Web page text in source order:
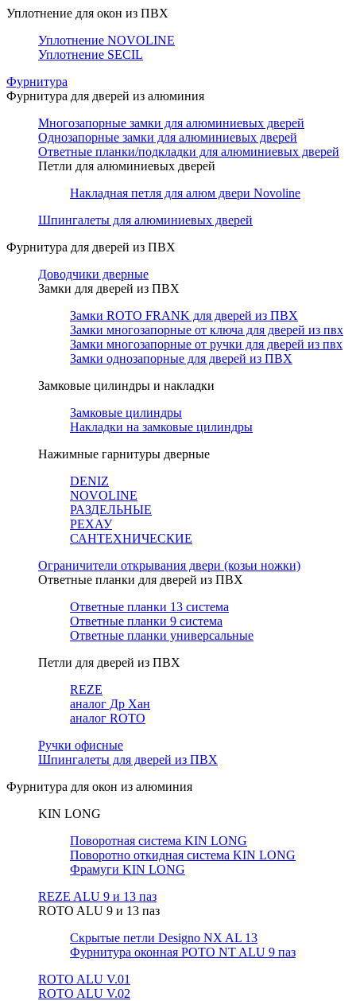
Уплотнение для окон из ПВХ
Уплотнение NOVOLINE
Уплотнение SECIL
Фурнитура
Фурнитура для дверей из алюминия
Многозапорные замки для алюминиевых дверей
Однозапорные замки для алюминиевых дверей
Ответные планки/подкладки для алюминиевых дверей
Петли для алюминиевых дверей
Накладная петля для алюм двери Novoline
Шпингалеты для алюминиевых дверей
Фурнитура для дверей из ПВХ
Доводчики дверные
Замки для дверей из ПВХ
Замки ROTO FRANK для дверей из ПВХ
Замки многозапорные от ключа для дверей из пвх
Замки многозапорные от ручки для дверей из пвх
Замки однозапорные для дверей из ПВХ
Замковые цилиндры и накладки
Замковые цилиндры
Накладки на замковые цилиндры
Нажимные гарнитуры дверные
DENIZ
NOVOLINE
РАЗДЕЛЬНЫЕ
РЕХАУ
САНТЕХНИЧЕСКИЕ
Ограничители открывания двери (козьи ножки)
Ответные планки для дверей из ПВХ
Ответные планки 13 система
Ответные планки 9 система
Ответные планки универсальные
Петли для дверей из ПВХ
REZE
аналог Др Хан
аналог ROTO
Ручки офисные
Шпингалеты для дверей из ПВХ
Фурнитура для окон из алюминия
KIN LONG
Поворотная система KIN LONG
Поворотно откидная система KIN LONG
Фрамуги KIN LONG
REZE ALU 9 и 13 паз
ROTO ALU 9 и 13 паз
Скрытые петли Designo NX AL 13
Фурнитура оконная РОТО NT ALU 9 паз
ROTO ALU V.01
ROTO ALU V.02